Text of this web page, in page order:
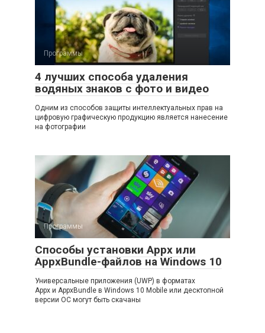
Программы
4 лучших способа удаления
водяных знаков с фото и видео
Одним из способов защиты интеллектуальных прав на
цифровую графическую продукцию является нанесение
на фотографии
Программы
Способы установки Appx или
AppxBundle-файлов на Windows 10
Универсальные приложения (UWP) в форматах
Appx и AppxBundle в Windows 10 Mobile или десктопной
версии ОС могут быть скачаны